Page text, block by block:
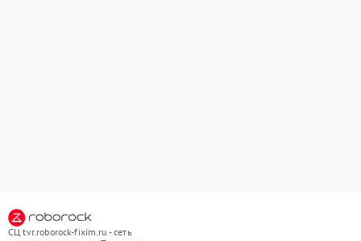
СЦ tvr.roborock-fixim.ru - сеть